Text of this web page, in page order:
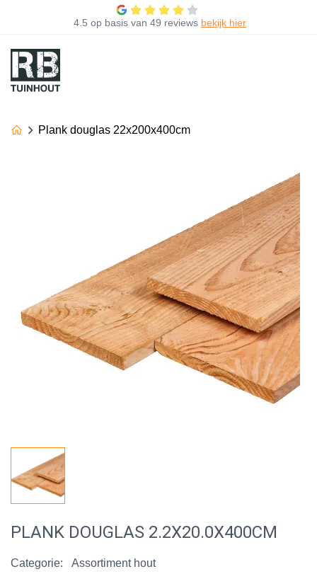
4.5 op basis van 49 reviews bekijk hier
Plank douglas 22x200x400cm
PLANK DOUGLAS 2.2X20.0X400CM
Categorie:
Assortiment hout